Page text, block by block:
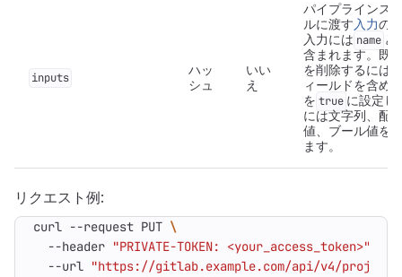
inputs
ハッ
シュ
いい
え
パイプラインス
ルに渡す 入力の
入力には name と
含まれます。既
を削除するには
ィールドを含め
を true に設定し
には文字列、配
値、ブール値を
ます。
リクエスト例:
curl --request PUT
  --header
"PRIVATE-TOKEN: <your_access_token>"
  --url
"https://gitlab.example.com/api/v4/